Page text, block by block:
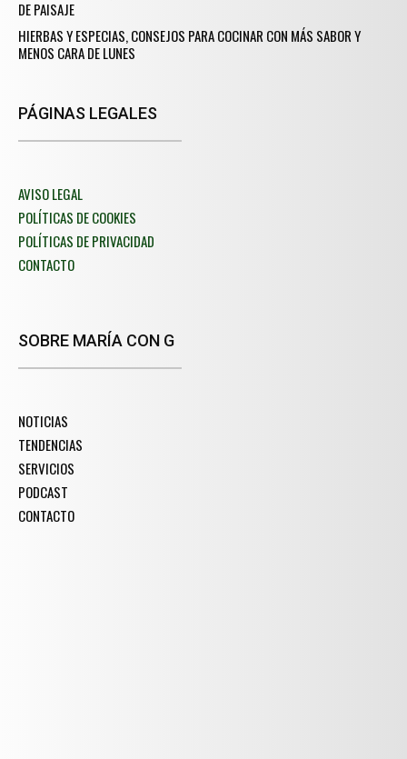
DE PAISAJE
HIERBAS Y ESPECIAS, CONSEJOS PARA COCINAR CON MÁS SABOR Y
MENOS CARA DE LUNES
PÁGINAS LEGALES
AVISO LEGAL
POLÍTICAS DE COOKIES
POLÍTICAS DE PRIVACIDAD
CONTACTO
SOBRE MARÍA CON G
NOTICIAS
TENDENCIAS
SERVICIOS
PODCAST
CONTACTO